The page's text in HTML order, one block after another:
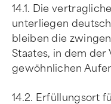
14.1. Die
unterliegen
bleiben die
Staates, in dem der
gewöhnlichen
14.2. Erfüllungsort